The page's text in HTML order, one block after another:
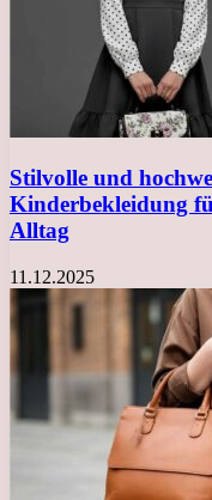
Stilvolle und
Kinderbekleidung
Alltag
11.12.2025